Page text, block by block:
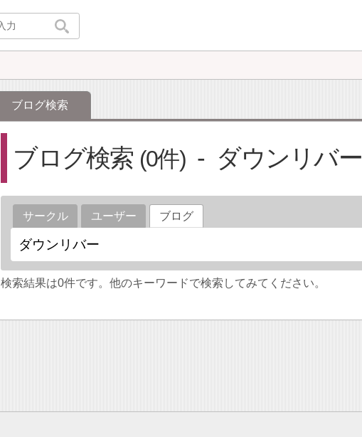
ブログ検索
ブログ検索 0 ダウンリバー
サークル ユーザー ブログ
検索結果は0件です。他のキーワードで検索してみてください。